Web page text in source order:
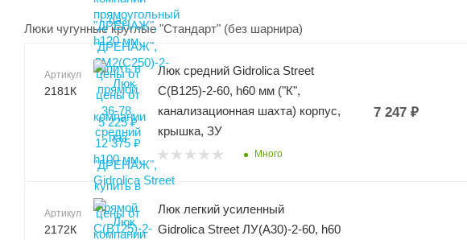
Люки чугунные круглые "Стандарт" (без шарнира)
Артикул
2181К
Люк средний Gidrolica Street
С(В125)-2-60, h60 мм ("К",
канализационная шахта) корпус,
крышка, ЗУ
Много
7 247₽
Артикул
2172К
Люк легкий усиленный
Gidrolica Street ЛУ(А30)-2-60, h60